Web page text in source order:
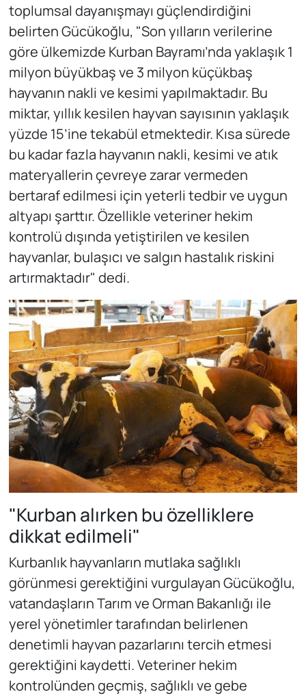
toplumsal dayanışmayı güçlendirdiğini
belirten Gücükoğlu, "Son yılların verilerine
göre ülkemizde Kurban Bayramı’nda yaklaşık 1
milyon büyükbaş ve 3 milyon küçükbaş
hayvanın nakli ve kesimi yapılmaktadır. Bu
miktar, yıllık kesilen hayvan sayısının yaklaşık
yüzde 15’ine tekabül etmektedir. Kısa sürede
bu kadar fazla hayvanın nakli, kesimi ve atık
materyallerin çevreye zarar vermeden
bertaraf edilmesi için yeterli tedbir ve uygun
altyapı şarttır. Özellikle veteriner hekim
kontrolü dışında yetiştirilen ve kesilen
hayvanlar, bulaşıcı ve salgın hastalık riskini
artırmaktadır" dedi.
"Kurban alırken bu özelliklere
dikkat edilmeli"
Kurbanlık hayvanların mutlaka sağlıklı
görünmesi gerektiğini vurgulayan Gücükoğlu,
vatandaşların Tarım ve Orman Bakanlığı ile
yerel yönetimler tarafından belirlenen
denetimli hayvan pazarlarını tercih etmesi
gerektiğini kaydetti. Veteriner hekim
kontrolünden geçmiş, sağlıklı ve gebe